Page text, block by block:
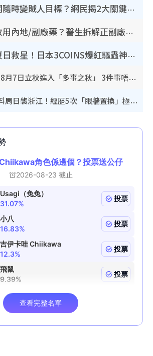
裝修拆鐵閘隨時變賊人目標？網民揭2大關鍵用途：裝新式等於白裝？附新舊鐵閘分別
網傳公院改用內地/副廠藥？醫生拆解正副廠分別 揭4類人換藥隨時出事
怕蟲人士夏日救星！日本3COINS爆紅驅蟲神器$45起 1招「全程免觸碰」輕鬆搞定小強
立秋2026｜8月7日立秋進入「多事之秋」 3件事唔做得！專家教6招開運 清枱頭／銀包納氣接好運
颱風白海豚料周日襲浙江！經歷5次「眼牆置換」極罕見 成登陸內地最長途颱風